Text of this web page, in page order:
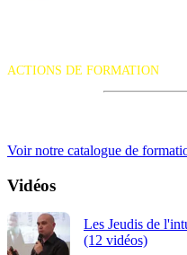
ACTIONS DE FORMATION
Voir notre catalogue de
Vidéos
Les Jeudis de
(12 vidéos)